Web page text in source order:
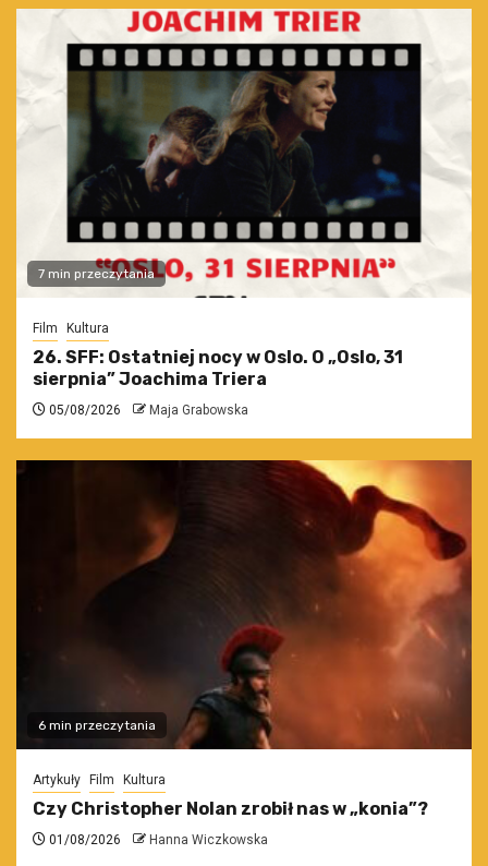
7 min przeczytania
Film Kultura
26. SFF: Ostatniej nocy w Oslo. O „Oslo, 31
sierpnia” Joachima Triera
05/08/2026 Maja Grabowska
6 min przeczytania
Artykuły Film Kultura
Czy Christopher Nolan zrobił nas w „konia”?
01/08/2026 Hanna Wiczkowska